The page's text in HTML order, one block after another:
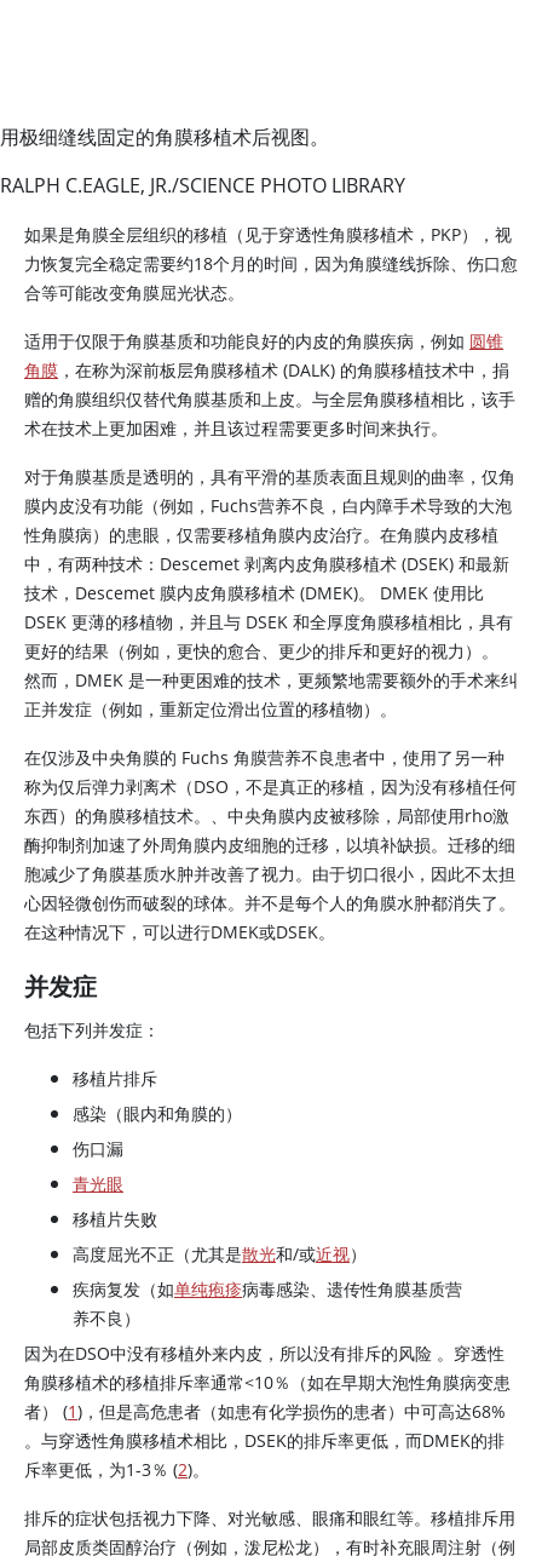
用极细缝线固定的角膜移植术后视图。
RALPH C.EAGLE, JR./SCIENCE PHOTO LIBRARY
如果是角膜全层组织的移植（见于穿透性角膜移植术，PKP），视
力恢复完全稳定需要约18个月的时间，因为角膜缝线拆除、伤口愈
合等可能改变角膜屈光状态。
适用于仅限于角膜基质和功能良好的内皮的角膜疾病，例如 圆锥
角膜 ，在称为深前板层角膜移植术 (DALK) 的角膜移植技术中，捐
赠的角膜组织仅替代角膜基质和上皮。与全层角膜移植相比，该手
术在技术上更加困难，并且该过程需要更多时间来执行。
对于角膜基质是透明的，具有平滑的基质表面且规则的曲率，仅角
膜内皮没有功能（例如，Fuchs营养不良，白内障手术导致的大泡
性角膜病）的患眼，仅需要移植角膜内皮治疗。在角膜内皮移植
中，有两种技术：Descemet 剥离内皮角膜移植术 (DSEK) 和最新
技术，Descemet 膜内皮角膜移植术 (DMEK)。 DMEK 使用比
DSEK 更薄的移植物，并且与 DSEK 和全厚度角膜移植相比，具有
更好的结果（例如，更快的愈合、更少的排斥和更好的视力）。
然而，DMEK 是一种更困难的技术，更频繁地需要额外的手术来纠
正并发症（例如，重新定位滑出位置的移植物）。
在仅涉及中央角膜的 Fuchs 角膜营养不良患者中，使用了另一种
称为仅后弹力剥离术（DSO，不是真正的移植，因为没有移植任何
东西）的角膜移植技术。、中央角膜内皮被移除，局部使用rho激
酶抑制剂加速了外周角膜内皮细胞的迁移，以填补缺损。迁移的细
胞减少了角膜基质水肿并改善了视力。由于切口很小，因此不太担
心因轻微创伤而破裂的球体。并不是每个人的角膜水肿都消失了。
在这种情况下，可以进行DMEK或DSEK。
并发症
包括下列并发症：
移植片排斥
感染（眼内和角膜的）
伤口漏
青光眼
移植片失败
高度屈光不正（尤其是散光和/或近视）
疾病复发（如单纯疱疹病毒感染、遗传性角膜基质营
养不良）
因为在DSO中没有移植外来内皮，所以没有排斥的风险 。穿透性
角膜移植术的移植排斥率通常<10％（如在早期大泡性角膜病变患
者） (1)，但是高危患者（如患有化学损伤的患者）中可高达68%
。与穿透性角膜移植术相比，DSEK的排斥率更低，而DMEK的排
斥率更低，为1-3％ (2)。
排斥的症状包括视力下降、对光敏感、眼痛和眼红等。移植排斥用
局部皮质类固醇治疗（例如，泼尼松龙），有时补充眼周注射（例